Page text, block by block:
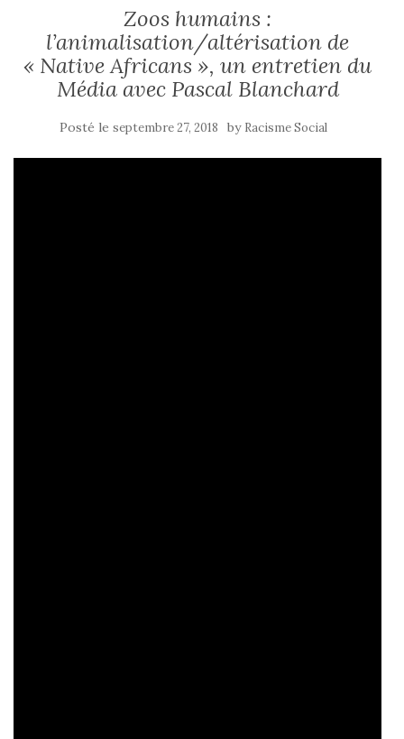
Zoos humains :
l’animalisation/altérisation de
« Native Africans », un entretien du
Média avec Pascal Blanchard
Posté le septembre 27, 2018 by Racisme Social